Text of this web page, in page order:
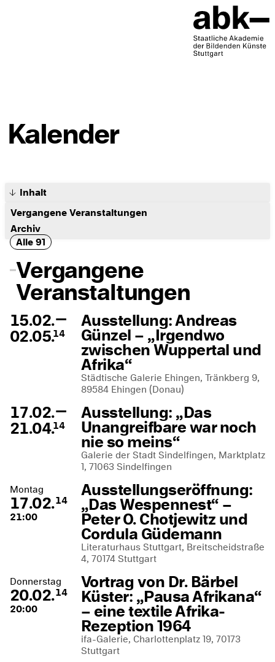
Kalender
Inhalt
Vergangene Veranstaltungen
Archiv
Alle91
Vergangene
Veranstaltungen
15.02.—
02.05.14
Ausstellung: Andreas
Günzel – „Irgendwo
zwischen Wuppertal und
Afrika“
Städtische Galerie Ehingen, Tränkberg 9,
89584 Ehingen (Donau)
17.02.—
21.04.14
Ausstellung: „Das
Unangreifbare war noch
nie so meins“
Galerie der Stadt Sindelfingen, Marktplatz
1, 71063 Sindelfingen
Montag
17.02.14
21:00
Ausstellungseröffnung:
„Das Wespennest“ –
Peter O. Chotjewitz und
Cordula Güdemann
Literaturhaus Stuttgart, Breitscheidstraße
4, 70174 Stuttgart
Donnerstag
20.02.14
20:00
Vortrag von Dr. Bärbel
Küster: „Pausa Afrikana“
– eine textile Afrika-
Rezeption 1964
ifa-Galerie, Charlottenplatz 19, 70173
Stuttgart